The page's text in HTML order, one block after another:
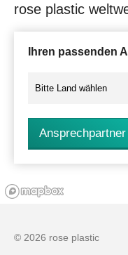
rose plastic
Ihren passenden
© 2026 rose plastic